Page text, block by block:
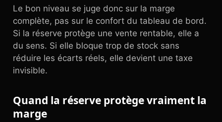
Le bon niveau se juge donc sur la marge
complète, pas sur le confort du tableau de bord.
Si la réserve protège une vente rentable, elle a
du sens. Si elle bloque trop de stock sans
réduire les écarts réels, elle devient une taxe
invisible.
Quand la réserve protège vraiment la
marge